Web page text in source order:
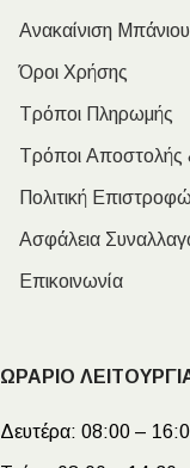
Ανακαίνιση Μπάνιου
Όροι Χρήσης
Τρόποι Πληρωμής
Τρόποι
Πολιτική
Ασφάλεια
Επικοινωνία
ΩΡΑΡΙΟ
Δευτέρα: 08:00 –